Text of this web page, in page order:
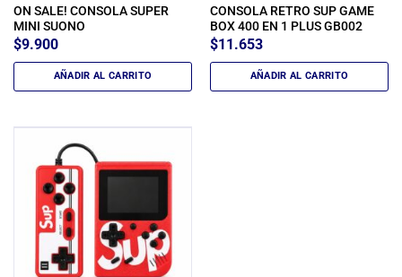
ON SALE! CONSOLA SUPER
MINI SUONO
$9.900
AÑADIR AL CARRITO
CONSOLA RETRO SUP GAME
BOX 400 EN 1 PLUS GB002
$11.653
AÑADIR AL CARRITO